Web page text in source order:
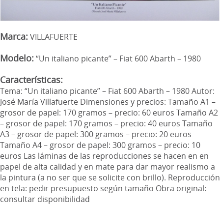
Marca:VILLAFUERTE
Modelo:“Un italiano picante” – Fiat 600 Abarth – 1980
Características:
Tema: “Un italiano picante” – Fiat 600 Abarth – 1980 Autor:
José María Villafuerte Dimensiones y precios: Tamaño A1 –
grosor de papel: 170 gramos – precio: 60 euros Tamaño A2
– grosor de papel: 170 gramos – precio: 40 euros Tamaño
A3 – grosor de papel: 300 gramos – precio: 20 euros
Tamaño A4 – grosor de papel: 300 gramos – precio: 10
euros Las láminas de las reproducciones se hacen en en
papel de alta calidad y en mate para dar mayor realismo a
la pintura (a no ser que se solicite con brillo). Reproducción
en tela: pedir presupuesto según tamaño Obra original:
consultar disponibilidad